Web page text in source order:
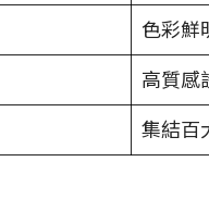
色彩鮮
高質感
集結百